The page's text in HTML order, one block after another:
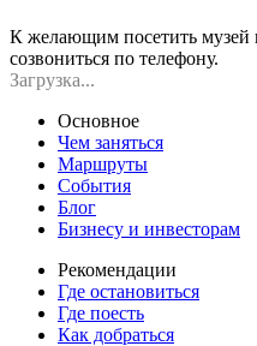
К желающим посетить музей
созвониться по телефону.
Загрузка...
Основное
Чем заняться
Маршруты
События
Блог
Бизнесу и инвесторам
Рекомендации
Где остановиться
Где поесть
Как добраться